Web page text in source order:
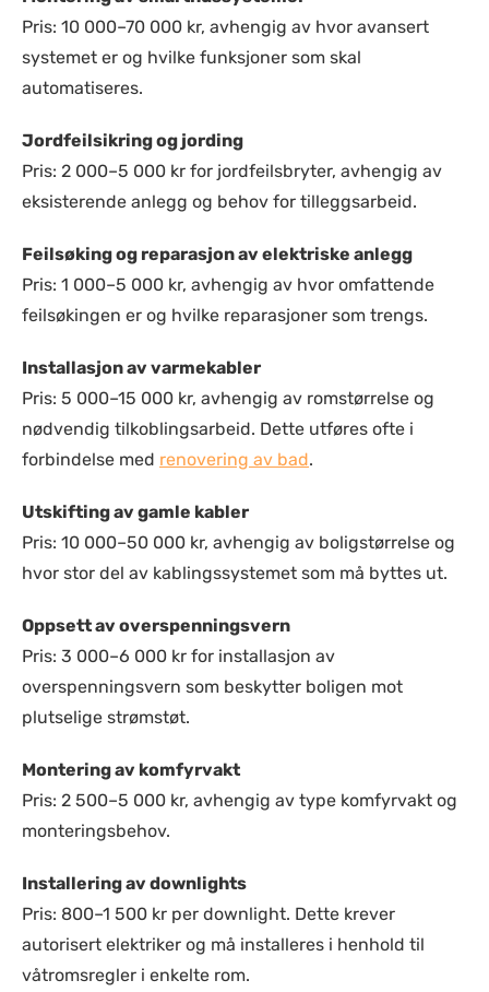
Pris: 10 000–70 000 kr, avhengig av hvor avansert
systemet er og hvilke funksjoner som skal
automatiseres.
Jordfeilsikring og jording
Pris: 2 000–5 000 kr for jordfeilsbryter, avhengig av
eksisterende anlegg og behov for tilleggsarbeid.
Feilsøking og reparasjon av elektriske anlegg
Pris: 1 000–5 000 kr, avhengig av hvor omfattende
feilsøkingen er og hvilke reparasjoner som trengs.
Installasjon av varmekabler
Pris: 5 000–15 000 kr, avhengig av romstørrelse og
nødvendig tilkoblingsarbeid. Dette utføres ofte i
forbindelse med renovering av bad.
Utskifting av gamle kabler
Pris: 10 000–50 000 kr, avhengig av boligstørrelse og
hvor stor del av kablingssystemet som må byttes ut.
Oppsett av overspenningsvern
Pris: 3 000–6 000 kr for installasjon av
overspenningsvern som beskytter boligen mot
plutselige strømstøt.
Montering av komfyrvakt
Pris: 2 500–5 000 kr, avhengig av type komfyrvakt og
monteringsbehov.
Installering av downlights
Pris: 800–1 500 kr per downlight. Dette krever
autorisert elektriker og må installeres i henhold til
våtromsregler i enkelte rom.